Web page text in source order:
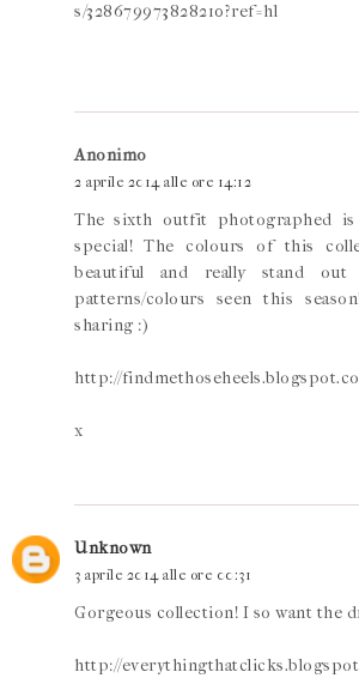
s/328679973828210?ref=hl
Anonimo
2 aprile 2014 alle ore 14:12
The sixth outfit photographed is
special! The colours of this
beautiful and really stand
patterns/colours seen this
sharing :)
http://
x
Unknown
3 aprile 2014 alle ore 00:31
Gorgeous collection! I so want the
http://